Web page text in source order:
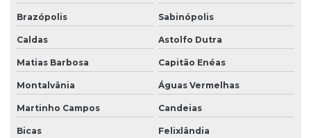
Brazópolis Sabinópolis
Caldas Astolfo Dutra
Matias Barbosa Capitão Enéas
Montalvânia Águas Vermelhas
Martinho Campos Candeias
Bicas Felixlândia